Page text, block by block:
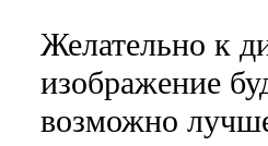
Желательно к
изображение
возможно